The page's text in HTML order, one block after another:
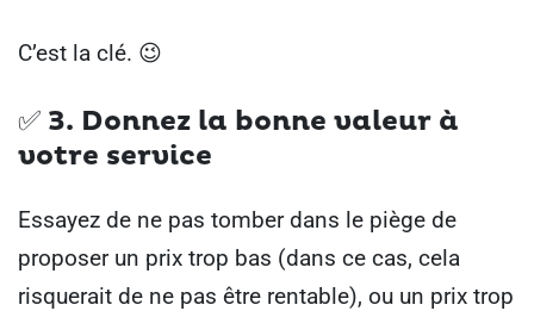
C’est la clé. 😉
✅ 3. Donnez la bonne valeur à
votre service
Essayez de ne pas tomber dans le piège de
proposer un prix trop bas (dans ce cas, cela
risquerait de ne pas être rentable), ou un prix trop